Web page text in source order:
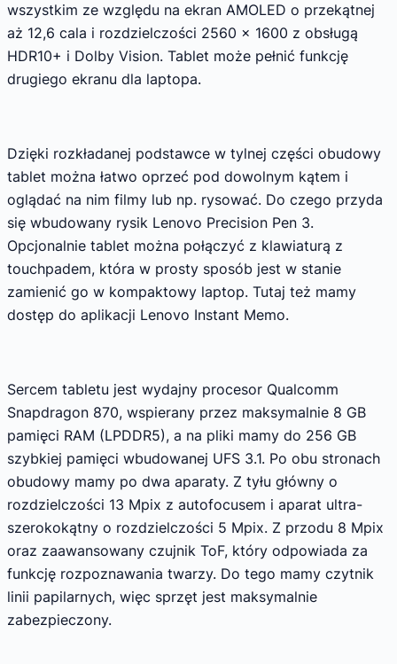
wszystkim ze względu na ekran AMOLED o przekątnej
aż 12,6 cala i rozdzielczości 2560 x 1600 z obsługą
HDR10+ i Dolby Vision. Tablet może pełnić funkcję
drugiego ekranu dla laptopa.
Dzięki rozkładanej podstawce w tylnej części obudowy
tablet można łatwo oprzeć pod dowolnym kątem i
oglądać na nim filmy lub np. rysować. Do czego przyda
się wbudowany rysik Lenovo Precision Pen 3.
Opcjonalnie tablet można połączyć z klawiaturą z
touchpadem, która w prosty sposób jest w stanie
zamienić go w kompaktowy laptop. Tutaj też mamy
dostęp do aplikacji Lenovo Instant Memo.
Sercem tabletu jest wydajny procesor Qualcomm
Snapdragon 870, wspierany przez maksymalnie 8 GB
pamięci RAM (LPDDR5), a na pliki mamy do 256 GB
szybkiej pamięci wbudowanej UFS 3.1. Po obu stronach
obudowy mamy po dwa aparaty. Z tyłu główny o
rozdzielczości 13 Mpix z autofocusem i aparat ultra-
szerokokątny o rozdzielczości 5 Mpix. Z przodu 8 Mpix
oraz zaawansowany czujnik ToF, który odpowiada za
funkcję rozpoznawania twarzy. Do tego mamy czytnik
linii papilarnych, więc sprzęt jest maksymalnie
zabezpieczony.